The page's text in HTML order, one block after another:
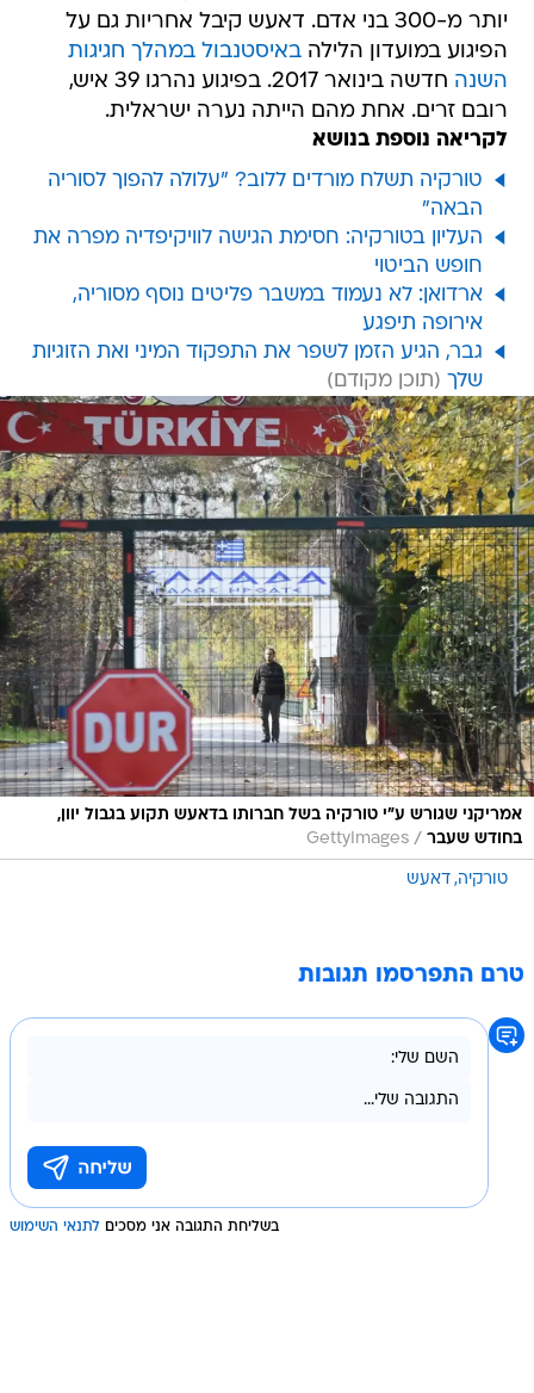
יותר מ-300 בני אדם. דאעש קיבל אחריות גם על
הפיגוע במועדון הלילהבאיסטנבול במהלך חגיגות
השנה
חדשה בינואר 2017. בפיגוע נהרגו 39 איש,
רובם זרים. אחת מהם הייתה נערה ישראלית.
לקריאה נוספת בנושא
טורקיה תשלח מורדים ללוב? "עלולה להפוך לסוריה
הבאה"
העליון בטורקיה: חסימת הגישה לוויקיפדיה מפרה את
חופש הביטוי
ארדואן: לא נעמוד במשבר פליטים נוסף מסוריה,
אירופה תיפגע
גבר, הגיע הזמן לשפר את התפקוד המיני ואת הזוגיות
שלך
אמריקני שגורש ע"י טורקיה בשל חברותו בדאעש תקוע בגבול יוון,
בחודש שעבר /
GettyImages
טורקיה דאעש
טרם התפרסמו תגובות
בשליחת התגובה אני מסכים לתנאי השימוש